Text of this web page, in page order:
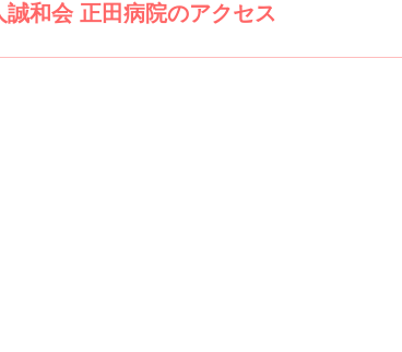
誠和会 正田病院のアクセス